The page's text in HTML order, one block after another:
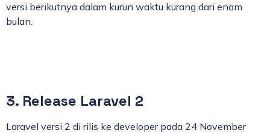
versi berikutnya dalam kurun waktu kurang dari enam
bulan.
3. Release Laravel 2
Laravel versi 2 di rilis ke developer pada 24 November